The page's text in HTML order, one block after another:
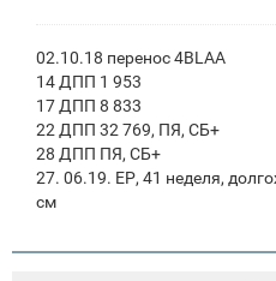
02.10.18 перенос 4BLAA
14 ДПП 1 953
17 ДПП 8 833
22 ДПП 32 769, ПЯ, СБ+
28 ДПП ПЯ, СБ+
27. 06.19. ЕР, 41 неделя,
см